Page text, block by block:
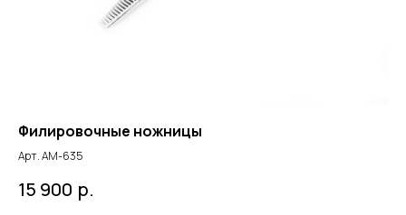
Филировочные ножницы
Арт. АМ-635
15 900 р.